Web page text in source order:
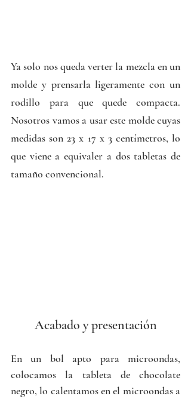
Ya solo nos queda verter la mezcla en un
molde y prensarla ligeramente con un
rodillo para que quede compacta.
Nosotros vamos a usar este molde cuyas
medidas son 23 x 17 x 3 centímetros, lo
que viene a equivaler a dos tabletas de
tamaño convencional.
Acabado y presentación
En un bol apto para microondas,
colocamos la tableta de chocolate
negro, lo calentamos en el microondas a